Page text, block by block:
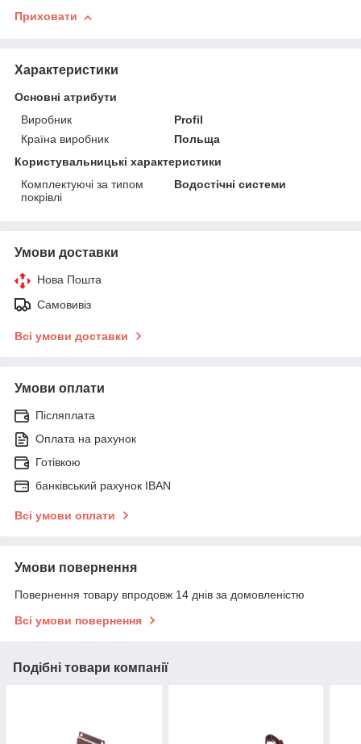
Приховати
Характеристики
Основні атрибути
Виробник
Profil
Країна виробник
Польща
Користувальницькі характеристики
Комплектуючі за типом
покрівлі
Водостічні системи
Умови доставки
Нова Пошта
Самовивіз
Всі умови доставки
Умови оплати
Післяплата
Оплата на рахунок
Готівкою
банківський рахунок IBAN
Всі умови оплати
Умови повернення
Повернення товару впродовж 14 днів за домовленістю
Всі умови повернення
Подібні товари компанії